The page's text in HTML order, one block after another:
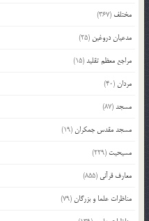
مختلف (367)
مدعیان دروغین (25)
مراجع معظم تقلید(15)
مردان(40)
مسجد(87)
مسجد مقدس جمکران(19)
مسیحیت (229)
معارف قرآنی (855)
مناظرات علما و بزرگان(79)